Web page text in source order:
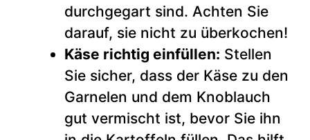
durchgegart sind. Achten Sie
darauf, sie nicht zu überkochen!
Käse richtig einfüllen: Stellen
Sie sicher, dass der Käse zu den
Garnelen und dem Knoblauch
gut vermischt ist, bevor Sie ihn